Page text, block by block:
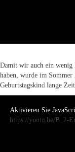
Damit wir auch ein wenig
haben, wurde im
Geburtstagskind lange
Aktivieren Sie
https://youtu.be/B_2-